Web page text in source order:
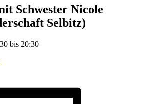
Schwester Nicole
Selbitz)
bis 20:30